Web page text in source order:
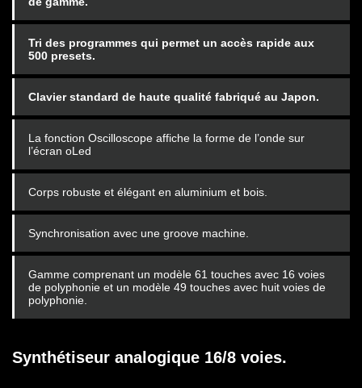
Tri des programmes qui permet un accès rapide aux
500 presets.
Clavier standard de haute qualité fabriqué au Japon.
La fonction Oscilloscope affiche la forme de l’onde sur
l’écran oLed
Corps robuste et élégant en aluminium et bois.
Synchronisation avec une groove machine.
Gamme comprenant un modèle 61 touches avec 16 voies
de polyphonie et un modèle 49 touches avec huit voies de
polyphonie.
Synthétiseur analogique 16/8 voies.